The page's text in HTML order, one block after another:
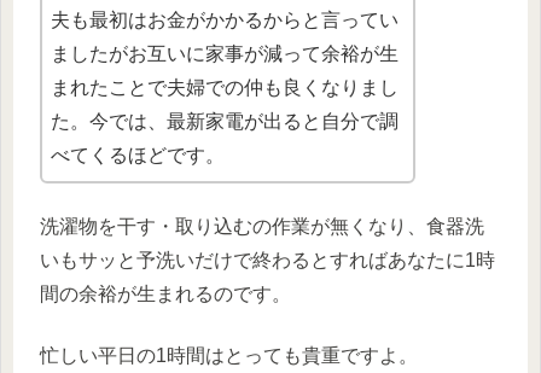
夫も最初はお金がかかるからと言ってい
ましたがお互いに家事が減って余裕が生
まれたことで夫婦での仲も良くなりまし
た。今では、最新家電が出ると自分で調
べてくるほどです。
洗濯物を干す・取り込むの作業が無くなり、食器洗
いもサッと予洗いだけで終わるとすればあなたに1時
間の余裕が生まれるのです。
忙しい平日の1時間はとっても貴重ですよ。